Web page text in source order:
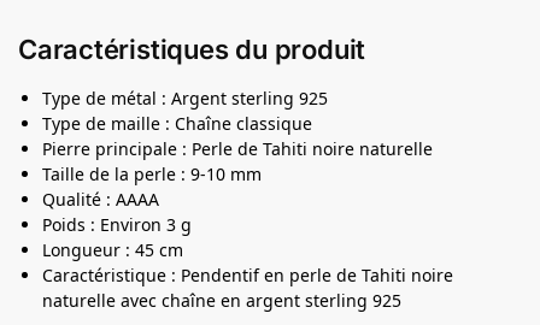
Caractéristiques du produit
Type de métal : Argent sterling 925
Type de maille : Chaîne classique
Pierre principale : Perle de Tahiti noire naturelle
Taille de la perle : 9-10 mm
Qualité : AAAA
Poids : Environ 3 g
Longueur : 45 cm
Caractéristique : Pendentif en perle de Tahiti noire
naturelle avec chaîne en argent sterling 925